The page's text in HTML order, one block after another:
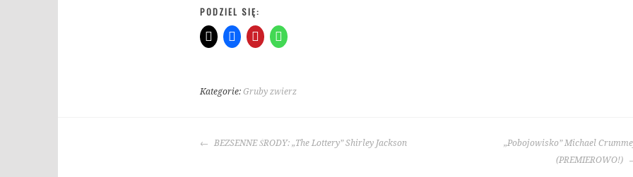
PODZIEL SIĘ:
Kategorie: Gruby zwierz
g
NAWIGACJA
BEZSENNE ŚRODY: „The Lottery” Shirley Jackson
„Pobojowisko” Michael
(PREMIEROWO!)